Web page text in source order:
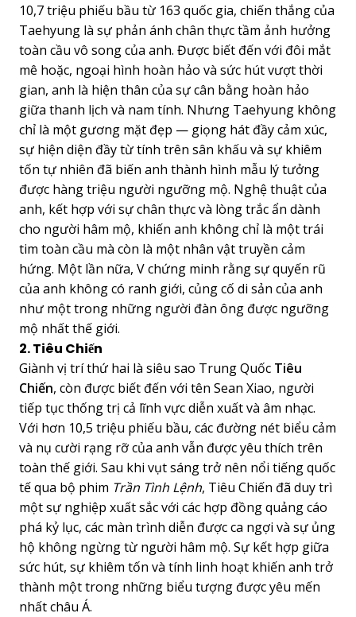
10,7 triệu phiếu bầu từ 163 quốc gia, chiến thắng của
Taehyung là sự phản ánh chân thực tầm ảnh hưởng
toàn cầu vô song của anh. Được biết đến với đôi mắt
mê hoặc, ngoại hình hoàn hảo và sức hút vượt thời
gian, anh là hiện thân của sự cân bằng hoàn hảo
giữa thanh lịch và nam tính. Nhưng Taehyung không
chỉ là một gương mặt đẹp — giọng hát đầy cảm xúc,
sự hiện diện đầy từ tính trên sân khấu và sự khiêm
tốn tự nhiên đã biến anh thành hình mẫu lý tưởng
được hàng triệu người ngưỡng mộ. Nghệ thuật của
anh, kết hợp với sự chân thực và lòng trắc ẩn dành
cho người hâm mộ, khiến anh không chỉ là một trái
tim toàn cầu mà còn là một nhân vật truyền cảm
hứng. Một lần nữa, V chứng minh rằng sự quyến rũ
của anh không có ranh giới, củng cố di sản của anh
như một trong những người đàn ông được ngưỡng
mộ nhất thế giới.
2. Tiêu Chiến
Giành vị trí thứ hai là siêu sao Trung Quốc Tiêu
Chiến, còn được biết đến với tên Sean Xiao, người
tiếp tục thống trị cả lĩnh vực diễn xuất và âm nhạc.
Với hơn 10,5 triệu phiếu bầu, các đường nét biểu cảm
và nụ cười rạng rỡ của anh vẫn được yêu thích trên
toàn thế giới. Sau khi vụt sáng trở nên nổi tiếng quốc
tế qua bộ phim Trần Tình Lệnh, Tiêu Chiến đã duy trì
một sự nghiệp xuất sắc với các hợp đồng quảng cáo
phá kỷ lục, các màn trình diễn được ca ngợi và sự ủng
hộ không ngừng từ người hâm mộ. Sự kết hợp giữa
sức hút, sự khiêm tốn và tính linh hoạt khiến anh trở
thành một trong những biểu tượng được yêu mến
nhất châu Á.